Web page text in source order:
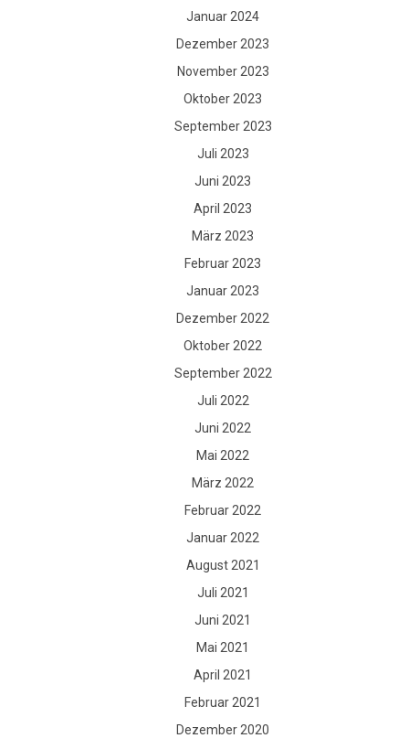
Januar 2024
Dezember 2023
November 2023
Oktober 2023
September 2023
Juli 2023
Juni 2023
April 2023
März 2023
Februar 2023
Januar 2023
Dezember 2022
Oktober 2022
September 2022
Juli 2022
Juni 2022
Mai 2022
März 2022
Februar 2022
Januar 2022
August 2021
Juli 2021
Juni 2021
Mai 2021
April 2021
Februar 2021
Dezember 2020